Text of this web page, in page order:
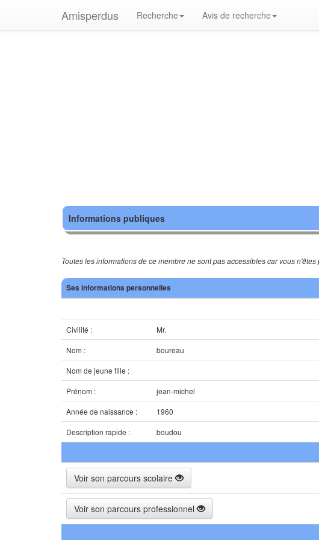
Amisperdus Recherche Avis de recherche
Informations publiques
Toutes les informations de ce membre ne sont pas accessibles car vous n'êtes
Ses informations personnelles
Civilité :
Mr.
Nom :
boureau
Nom de jeune fille :
Prénom :
jean-michel
Année de naissance :
1960
Description rapide :
boudou
Voir son parcours scolaire
Voir son parcours professionnel